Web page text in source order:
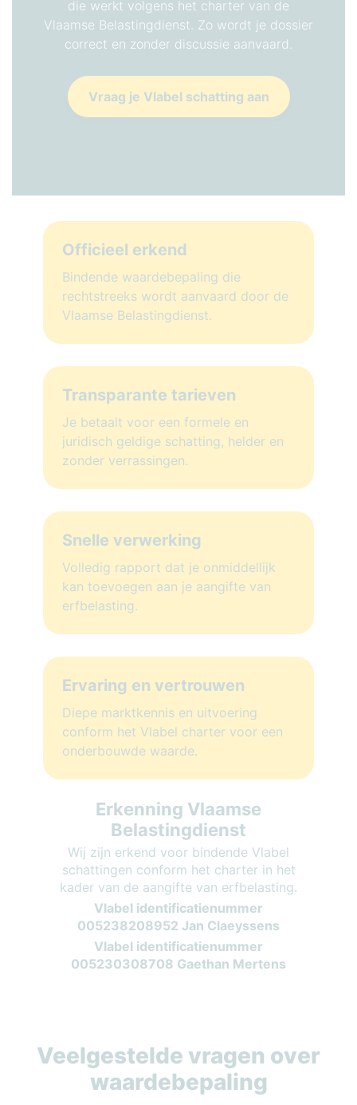
die werkt volgens het charter van de
Vlaamse Belastingdienst. Zo wordt je dossier
correct en zonder discussie aanvaard.
Vraag je Vlabel schatting aan
Officieel erkend
Bindende waardebepaling die
rechtstreeks wordt aanvaard door de
Vlaamse Belastingdienst.
Transparante tarieven
Je betaalt voor een formele en
juridisch geldige schatting, helder en
zonder verrassingen.
Snelle verwerking
Volledig rapport dat je onmiddellijk
kan toevoegen aan je aangifte van
erfbelasting.
Ervaring en vertrouwen
Diepe marktkennis en uitvoering
conform het Vlabel charter voor een
onderbouwde waarde.
Erkenning Vlaamse
Belastingdienst
Wij zijn erkend voor bindende Vlabel
schattingen conform het charter in het
kader van de aangifte van erfbelasting.
Vlabel identificatienummer
005238208952 Jan Claeyssens
Vlabel identificatienummer
005230308708 Gaethan Mertens
Veelgestelde vragen over
waardebepaling